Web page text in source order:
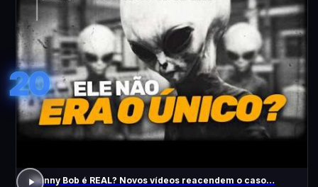
20
Skinny Bob é REAL? Novos vídeos reacendem o caso…